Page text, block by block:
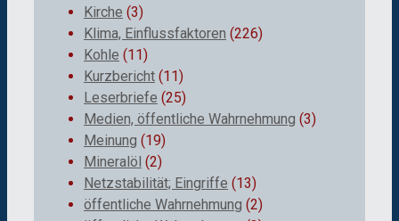
Kirche (3)
Klima, Einflussfaktoren (226)
Kohle (11)
Kurzbericht (11)
Leserbriefe (25)
Medien, öffentliche Wahrnehmung (3)
Meinung (19)
Mineralöl (2)
Netzstabilität; Eingriffe (13)
öffentliche Wahrnehmung (2)